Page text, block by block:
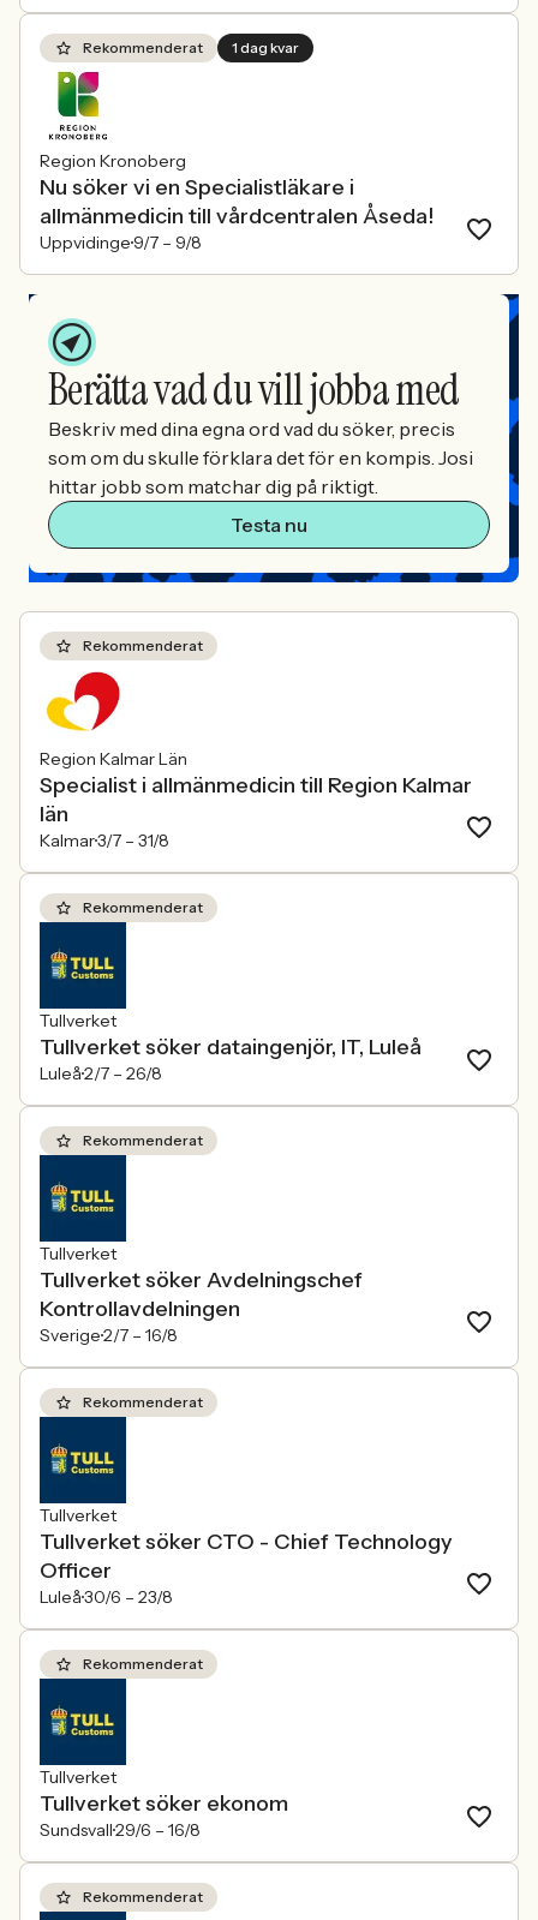
Rekommenderat 1 dag kvar
Region Kronoberg
Nu söker vi en Specialistläkare i
allmänmedicin till vårdcentralen Åseda!
Uppvidinge 9/7 – 9/8
Berätta vad du vill jobba med
Beskriv med dina egna ord vad du söker, precis
som om du skulle förklara det för en kompis. Josi
hittar jobb som matchar dig på riktigt.
Testa nu
Rekommenderat
Region Kalmar Län
Specialist i allmänmedicin till Region Kalmar
län
Kalmar3/7 – 31/8
Rekommenderat
Tullverket
Tullverket söker dataingenjör, IT, Luleå
Luleå2/7 – 26/8
Rekommenderat
Tullverket
Tullverket söker Avdelningschef
Kontrollavdelningen
Sverige2/7 – 16/8
Rekommenderat
Tullverket
Tullverket söker CTO - Chief Technology
Officer
Luleå30/6 – 23/8
Rekommenderat
Tullverket
Tullverket söker ekonom
Sundsvall29/6 – 16/8
Rekommenderat